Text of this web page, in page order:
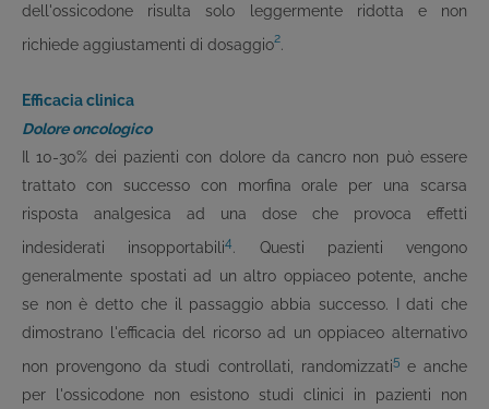
dell'ossicodone risulta solo leggermente ridotta e non
richiede aggiustamenti di dosaggio2.
Efficacia clinica
Dolore oncologico
Il 10-30% dei pazienti con dolore da cancro non può essere
trattato con successo con morfina orale per una scarsa
risposta analgesica ad una dose che provoca effetti
indesiderati insopportabili4. Questi pazienti vengono
generalmente spostati ad un altro oppiaceo potente, anche
se non è detto che il passaggio abbia successo. I dati che
dimostrano l'efficacia del ricorso ad un oppiaceo alternativo
non provengono da studi controllati, randomizzati5 e anche
per l'ossicodone non esistono studi clinici in pazienti non